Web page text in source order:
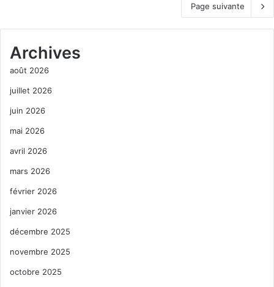
Page suivante
Archives
août 2026
juillet 2026
juin 2026
mai 2026
avril 2026
mars 2026
février 2026
janvier 2026
décembre 2025
novembre 2025
octobre 2025